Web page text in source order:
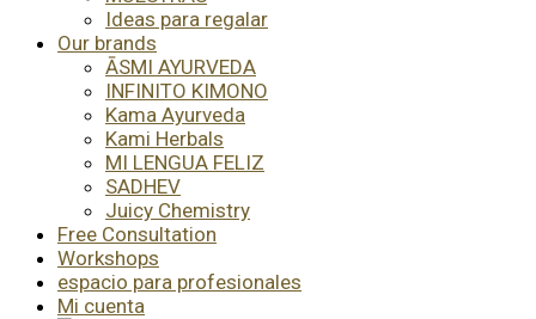
Ideas para regalar
Our brands
ĀSMI AYURVEDA
INFINITO KIMONO
Kama Ayurveda
Kami Herbals
MI LENGUA FELIZ
SADHEV
Juicy Chemistry
Free Consultation
Workshops
espacio para profesionales
Mi cuenta